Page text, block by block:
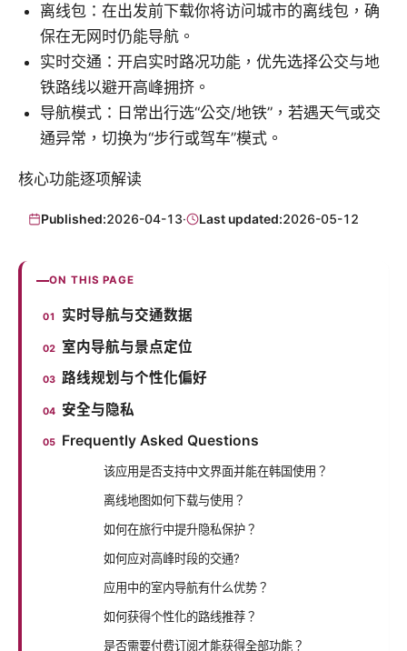
离线包：在出发前下载你将访问城市的离线包，确
保在无网时仍能导航。
实时交通：开启实时路况功能，优先选择公交与地
铁路线以避开高峰拥挤。
导航模式：日常出行选“公交/地铁”，若遇天气或交
通异常，切换为“步行或驾车”模式。
核心功能逐项解读
Published:2026-04-13· Last updated:2026-05-12
ON THIS PAGE
实时导航与交通数据
室内导航与景点定位
路线规划与个性化偏好
安全与隐私
Frequently Asked Questions
该应用是否支持中文界面并能在韩国使用？
离线地图如何下载与使用？
如何在旅行中提升隐私保护？
如何应对高峰时段的交通?
应用中的室内导航有什么优势？
如何获得个性化的路线推荐？
是否需要付费订阅才能获得全部功能？